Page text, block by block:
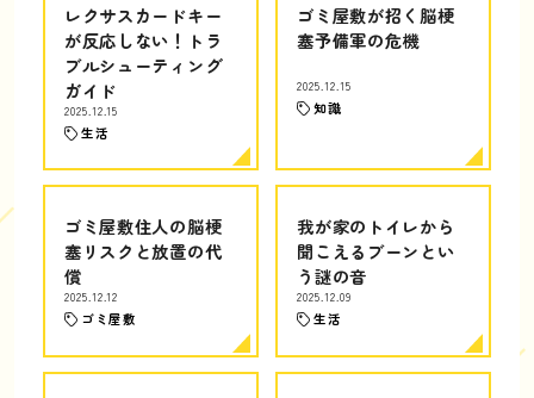
レクサスカードキー
が反応しない！トラ
ブルシューティング
ガイド
2025.12.15
生活
ゴミ屋敷が招く脳梗
塞予備軍の危機
2025.12.15
知識
ゴミ屋敷住人の脳梗
塞リスクと放置の代
償
2025.12.12
ゴミ屋敷
我が家のトイレから
聞こえるブーンとい
う謎の音
2025.12.09
生活